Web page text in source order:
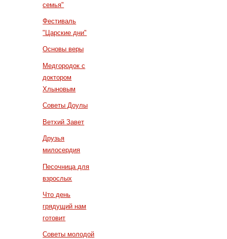
семья"
Фестиваль
"Царские дни"
Основы веры
Медгородок с
доктором
Хлыновым
Советы Доулы
Ветхий Завет
Друзья
милосердия
Песочница для
взрослых
Что день
грядущий нам
готовит
Советы молодой